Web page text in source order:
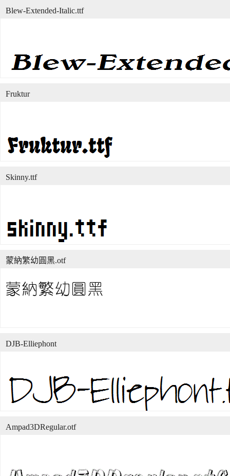
Blew-Extended-Italic.ttf
Fruktur
Skinny.ttf
蒙納繁幼圓黑.otf
DJB-Elliephont
Ampad3DRegular.otf